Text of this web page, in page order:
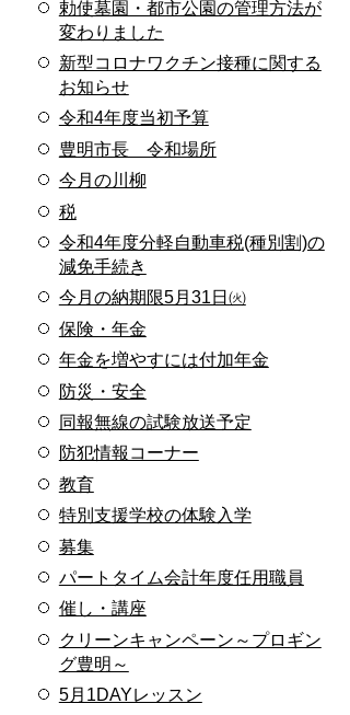
勅使墓園・都市公園の管理方法が
変わりました
新型コロナワクチン接種に関する
お知らせ
令和4年度当初予算
豊明市長 令和場所
今月の川柳
税
令和4年度分軽自動車税(種別割)の
減免手続き
今月の納期限5月31日㈫
保険・年金
年金を増やすには付加年金
防災・安全
同報無線の試験放送予定
防犯情報コーナー
教育
特別支援学校の体験入学
募集
パートタイム会計年度任用職員
催し・講座
クリーンキャンペーン～プロギン
グ豊明～
5月1DAYレッスン